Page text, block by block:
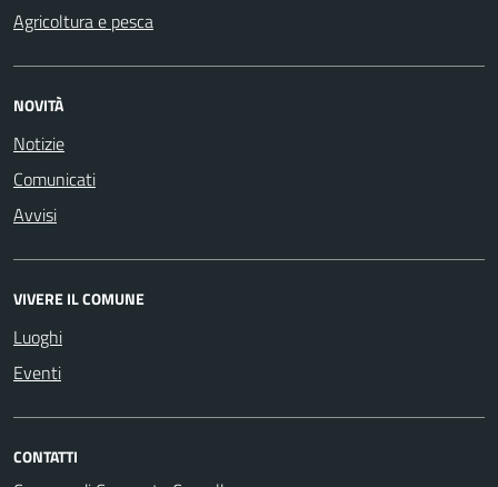
Agricoltura e pesca
NOVITÀ
Notizie
Comunicati
Avvisi
VIVERE IL COMUNE
Luoghi
Eventi
CONTATTI